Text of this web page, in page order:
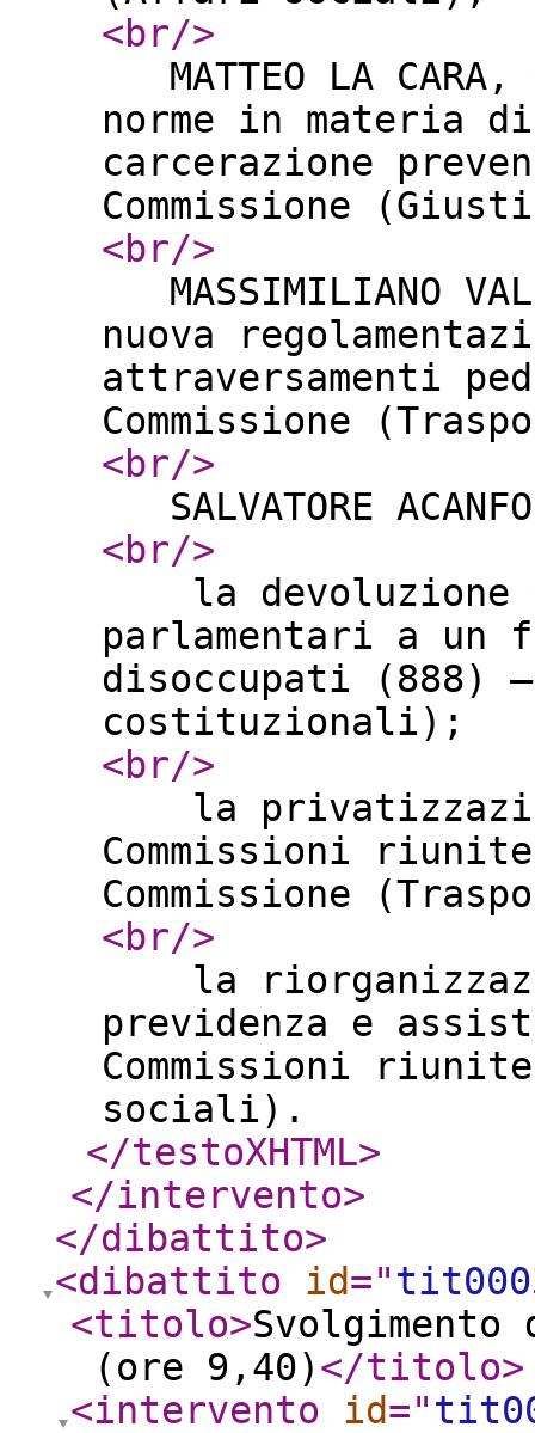
<br/>
MATTEO LA
norme in materia
carcerazione
Commissione
<br/>
MASSIMILIANO
nuova
attraversamenti
Commissione
<br/>
SALVATORE
<br/>
la devoluzione
parlamentari a un
disoccupati (888)
costituzionali);
<br/>
la
Commissioni
Commissione
<br/>
la
previdenza e
Commissioni
sociali).
</testoXHTML>
</intervento>
</dibattito>
<dibattito
id="
<titolo>
(ore 9,40)</titolo>
<intervento
id="